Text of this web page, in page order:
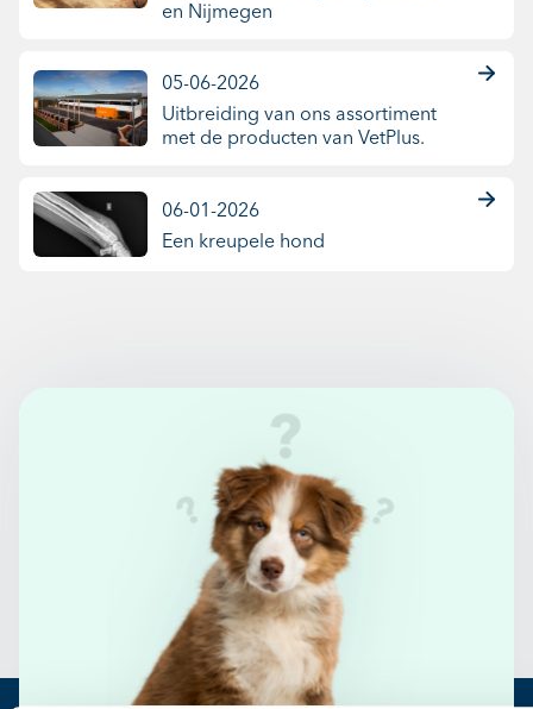
en Nijmegen
05-06-2026
Uitbreiding van ons assortiment
met de producten van VetPlus.
06-01-2026
Een kreupele hond